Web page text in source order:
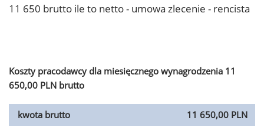
11 650 brutto ile to netto - umowa zlecenie - rencista
Koszty pracodawcy dla miesięcznego wynagrodzenia 11
650,00 PLN brutto
kwota brutto
11 650,00 PLN